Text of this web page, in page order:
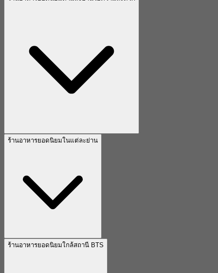
ร้านอาหารยอดนิยมในแต่ละย่าน
ร้านอาหารยอดนิยมใกล้สถานี BTS